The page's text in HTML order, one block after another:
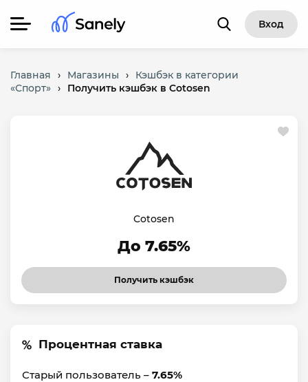
Вход
Главная › Магазины ›
Кэшбэк в категории
«Спорт» › Получить кэшбэк в Cotosen
Cotosen
До 7.65%
Получить кэшбэк
Процентная ставка
Старый пользователь – 7.65%